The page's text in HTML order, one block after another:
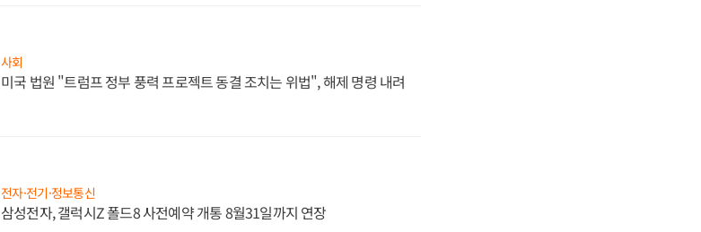
사회
미국 법원 "트럼프 정부 풍력 프로젝트 동결 조치는 위법", 해제 명령 내려
전자·전기·정보통신
삼성전자, 갤럭시Z 폴드8 사전예약 개통 8월31일까지 연장